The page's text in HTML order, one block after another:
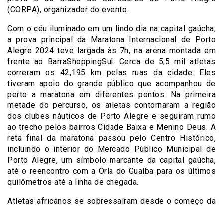
(CORPA), organizador do evento.
Com o céu iluminado em um lindo dia na capital gaúcha,
a prova principal da Maratona Internacional de Porto
Alegre 2024 teve largada às 7h, na arena montada em
frente ao BarraShoppingSul. Cerca de 5,5 mil atletas
correram os 42,195 km pelas ruas da cidade. Eles
tiveram apoio do grande público que acompanhou de
perto a maratona em diferentes pontos. Na primeira
metade do percurso, os atletas contornaram a região
dos clubes náuticos de Porto Alegre e seguiram rumo
ao trecho pelos bairros Cidade Baixa e Menino Deus. A
reta final da maratona passou pelo Centro Histórico,
incluindo o interior do Mercado Público Municipal de
Porto Alegre, um símbolo marcante da capital gaúcha,
até o reencontro com a Orla do Guaíba para os últimos
quilômetros até a linha de chegada.
Atletas africanos se sobressaíram desde o começo da